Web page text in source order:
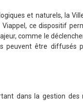
et naturels, la
ce dispositif
comme le
peuvent être diffusés
dans la gestion